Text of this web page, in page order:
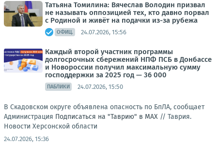
Татьяна Томилина: Вячеслав Володин призвал
не называть оппозицией тех, кто давно порвал
с Родиной и живёт на подачки из-за рубежа
ОФИЦ. 24.07.2026, 15:56
Каждый второй участник программы
долгосрочных сбережений НПФ ПСБ в Донбассе
и Новороссии получил максимальную сумму
господдержки за 2025 год — 36 000
ПАБЛИКИ 24.07.2026, 15:50
В Скадовском округе объявлена опасность по БпЛА, сообщает
Администрация Подписаться на "Таврию" в MAX // Таврия.
Новости Херсонской области
24.07.2026, 15:36